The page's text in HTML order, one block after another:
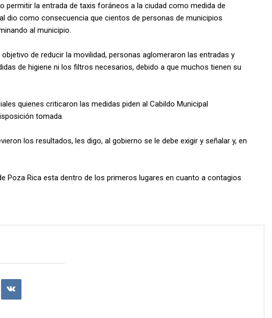
permitir la entrada de taxis foráneos a la ciudad como medida de
dio como consecuencia que cientos de personas de municipios
al municipio.
de reducir la movilidad, personas aglomeraron las entradas y
de higiene ni los filtros necesarios, debido a que muchos tienen su
quienes criticaron las medidas piden al Cabildo Municipal
tomada.
los resultados, les digo, al gobierno se le debe exigir y señalar y, en
Poza Rica esta dentro de los primeros lugares en cuanto a contagios